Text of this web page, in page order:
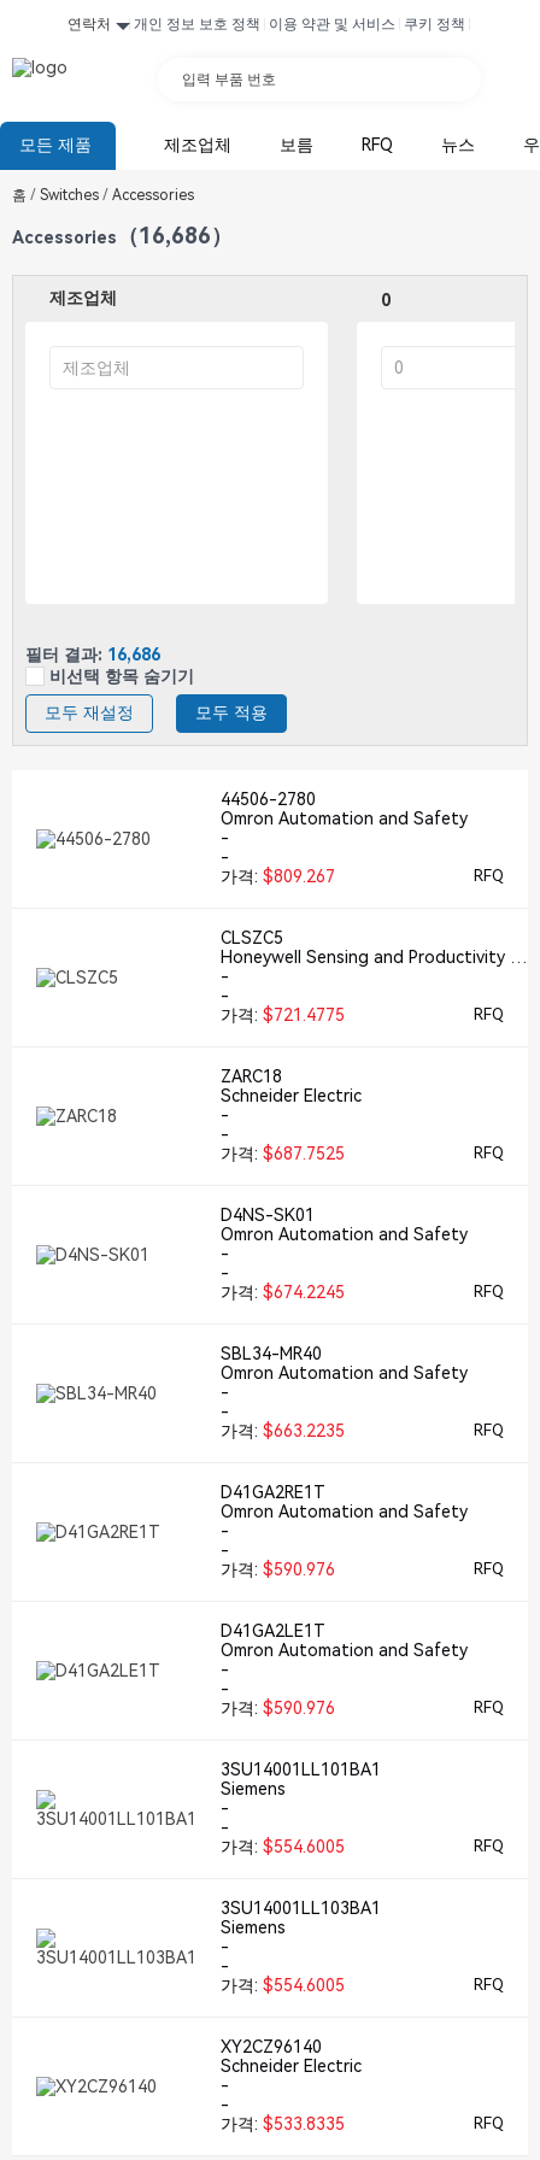
연락처 개인 정보 보호 정책 이용 약관 및 서비스 쿠키 정책
입력 부품 번호
모든 제품 제조업체 보름 RFQ 뉴스
홈 / Switches / Accessories
Accessories （16,686）
제조업체 0
필터 결과: 16,686
비선택 항목 숨기기
모두 재설정
모두 적용
44506-2780
Omron Automation and Safety
-
-
가격: $809.267 RFQ
CLSZC5
Honeywell Sensing and Productivity S
olutions
-
-
가격: $721.4775 RFQ
ZARC18
Schneider Electric
-
-
가격: $687.7525 RFQ
D4NS-SK01
Omron Automation and Safety
-
-
가격: $674.2245 RFQ
SBL34-MR40
Omron Automation and Safety
-
-
가격: $663.2235 RFQ
D41GA2RE1T
Omron Automation and Safety
-
-
가격: $590.976 RFQ
D41GA2LE1T
Omron Automation and Safety
-
-
가격: $590.976 RFQ
3SU14001LL101BA1
Siemens
-
-
가격: $554.6005 RFQ
3SU14001LL103BA1
Siemens
-
-
가격: $554.6005 RFQ
XY2CZ96140
Schneider Electric
-
-
가격: $533.8335 RFQ